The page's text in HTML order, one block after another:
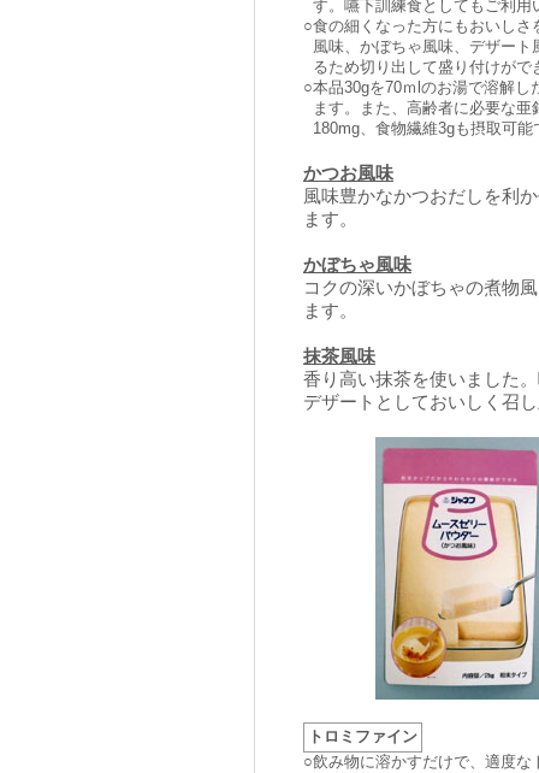
す。嚥下訓練食としてもご利用
○食の細くなった方にもおいし
風味、かぼちゃ風味、デザー
るため切り出して盛り付けがで
○本品30gを70ｍlのお湯で溶解し
ます。また、高齢者に必要な
180mg、食物繊維3gも摂取可能
かつお風味
風味豊かなかつおだしを利
ます。
かぼちゃ風味
コクの深いかぼちゃの煮物
ます。
抹茶風味
香り高い抹茶を使いました
デザートとしておいしく召
トロミファイン
○飲み物に溶かすだけで、適度